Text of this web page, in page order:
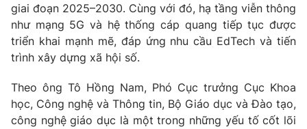
® Cấm sao chép dưới mọi hình thức nếu không có sự chấp
thuận bằng văn bản. Ghi rõ nguồn VTV.vn khi phát hành lại
giai đoạn 2025–2030. Cùng với đó, hạ tầng viễn thông
như mạng 5G và hệ thống cáp quang tiếp tục được
triển khai mạnh mẽ, đáp ứng nhu cầu EdTech và tiến
trình xây dựng xã hội số.
Theo ông Tô Hồng Nam, Phó Cục trưởng Cục Khoa
học, Công nghệ và Thông tin, Bộ Giáo dục và Đào tạo,
công nghệ giáo dục là một trong những yếu tố cốt lõi